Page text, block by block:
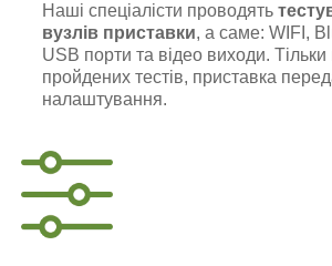
Наші спеціалісти проводять
вузлів приставки, а саме: WIFI,
USB порти та відео виходи. Тільки
пройдених тестів, приставка
налаштування.